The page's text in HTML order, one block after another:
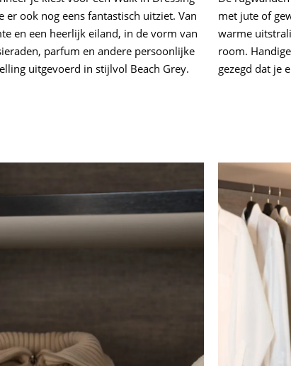
ook nog eens fantastisch uitziet. Van
en een heerlijk eiland, in de vorm van
parfum en andere persoonlijke
uitgevoerd in stijlvol Beach Grey.
met jute of
warme
room.
gezegd dat je